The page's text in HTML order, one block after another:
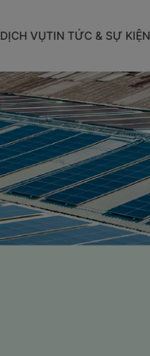
DỊCH VỤTIN TỨC & SỰ KIỆN